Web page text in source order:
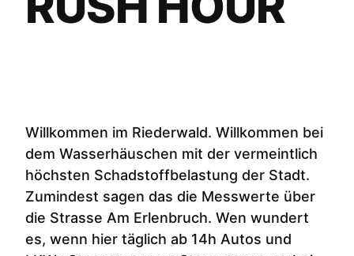
Willkommen im Riederwald. Willkommen bei
dem Wasserhäuschen mit der vermeintlich
höchsten Schadstoffbelastung der Stadt.
Zumindest sagen das die Messwerte über
die Strasse Am Erlenbruch. Wen wundert
es, wenn hier täglich ab 14h Autos und